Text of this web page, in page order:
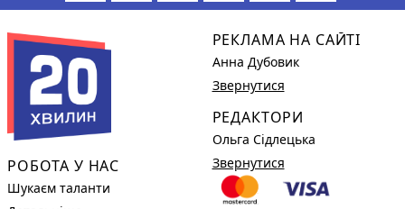
РОБОТА У НАС
Шукаєм таланти
РЕКЛАМА НА САЙТІ
Анна Дубовик
Звернутися
РЕДАКТОРИ
Ольга Сідлецька
Звернутися